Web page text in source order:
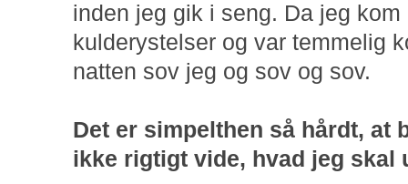
inden jeg gik i seng. Da jeg
kulderystelser og var temmelig
natten sov jeg og sov og sov.
Det er simpelthen så hårdt, at
ikke rigtigt vide, hvad jeg skal